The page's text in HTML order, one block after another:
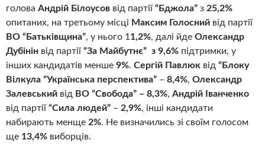
голова Андрій Білоусов від партії “Бджола” з 25,2%
опитаних, на третьому місці Максим Голосний від партії
ВО “Батьківщина”, у нього 1 1,2%, далі йде Олександр
Дубінін від партії “За Майбутнє” з 9,6% підтримки, у
інших кандидатів менше 9%. Сергій Павлюк від “Блоку
Вілкула “Українська перспектива” – 8,4%, Олександр
Залевський від ВО “Свобода” – 8,3%, Андрій Іванченко
від партії “Сила людей” – 2,9%, інші кандидати
набирають менще 2%. Не визначились зі своїм голосом
ще 13,4% виборців.